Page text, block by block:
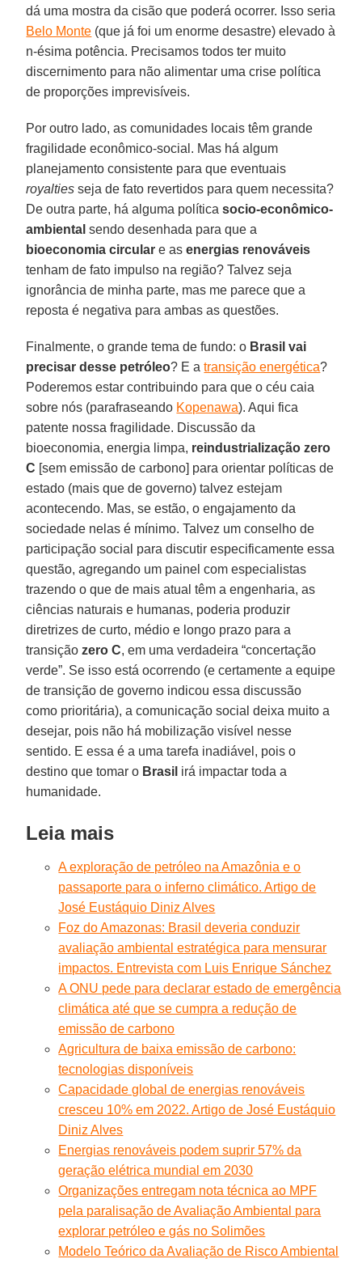
dá uma mostra da cisão que poderá ocorrer. Isso seria
Belo Monte (que já foi um enorme desastre) elevado à
n-ésima potência. Precisamos todos ter muito
discernimento para não alimentar uma crise política
de proporções imprevisíveis.
Por outro lado, as comunidades locais têm grande
fragilidade econômico-social. Mas há algum
planejamento consistente para que eventuais
royalties seja de fato revertidos para quem necessita?
De outra parte, há alguma política socio-econômico-
ambiental sendo desenhada para que a
bioeconomia circular e asenergias renováveis
tenham de fato impulso na região? Talvez seja
ignorância de minha parte, mas me parece que a
reposta é negativa para ambas as questões.
Finalmente, o grande tema de fundo: o Brasil vai
precisar desse petróleo? E atransição energética?
Poderemos estar contribuindo para que o céu caia
sobre nós (parafraseando Kopenawa). Aqui fica
patente nossa fragilidade. Discussão da
bioeconomia, energia limpa, reindustrialização zero
C [sem emissão de carbono] para orientar políticas de
estado (mais que de governo) talvez estejam
acontecendo. Mas, se estão, o engajamento da
sociedade nelas é mínimo. Talvez um conselho de
participação social para discutir especificamente essa
questão, agregando um painel com especialistas
trazendo o que de mais atual têm a engenharia, as
ciências naturais e humanas, poderia produzir
diretrizes de curto, médio e longo prazo para a
transiçãozero C, em uma verdadeira “concertação
verde”. Se isso está ocorrendo (e certamente a equipe
de transição de governo indicou essa discussão
como prioritária), a comunicação social deixa muito a
desejar, pois não há mobilização visível nesse
sentido. E essa é a uma tarefa inadiável, pois o
destino que tomar o Brasil irá impactar toda a
humanidade.
Leia mais
A exploração de petróleo na Amazônia e o
passaporte para o inferno climático. Artigo de
José Eustáquio Diniz Alves
Foz do Amazonas: Brasil deveria conduzir
avaliação ambiental estratégica para mensurar
impactos. Entrevista com Luis Enrique Sánchez
A ONU pede para declarar estado de emergência
climática até que se cumpra a redução de
emissão de carbono
Agricultura de baixa emissão de carbono:
tecnologias disponíveis
Capacidade global de energias renováveis
cresceu 10% em 2022. Artigo de José Eustáquio
Diniz Alves
Energias renováveis podem suprir 57% da
geração elétrica mundial em 2030
Organizações entregam nota técnica ao MPF
pela paralisação de Avaliação Ambiental para
explorar petróleo e gás no Solimões
Modelo Teórico da Avaliação de Risco Ambiental